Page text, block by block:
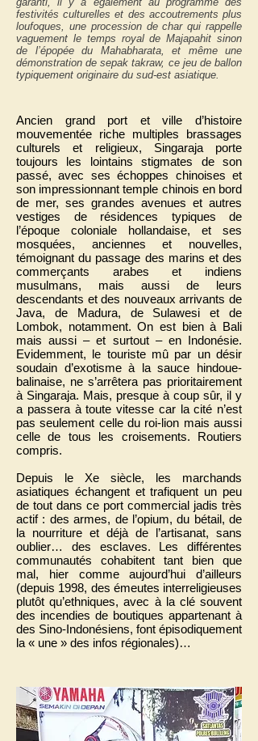
festivités culturelles et des accoutrements plus
loufoques, une procession de char qui rappelle
vaguement le temps royal de Majapahit sinon
de l’épopée du Mahabharata, et même une
démonstration de sepak takraw, ce jeu de ballon
typiquement originaire du sud-est asiatique.
Ancien grand port et ville d’histoire
mouvementée riche multiples brassages
culturels et religieux, Singaraja porte
toujours les lointains stigmates de son
passé, avec ses échoppes chinoises et
son impressionnant temple chinois en bord
de mer, ses grandes avenues et autres
vestiges de résidences typiques de
l’époque coloniale hollandaise, et ses
mosquées, anciennes et nouvelles,
témoignant du passage des marins et des
commerçants arabes et indiens
musulmans, mais aussi de leurs
descendants et des nouveaux arrivants de
Java, de Madura, de Sulawesi et de
Lombok, notamment. On est bien à Bali
mais aussi – et surtout – en Indonésie.
Evidemment, le touriste mû par un désir
soudain d’exotisme à la sauce hindoue-
balinaise, ne s’arrêtera pas prioritairement
à Singaraja. Mais, presque à coup sûr, il y
a passera à toute vitesse car la cité n’est
pas seulement celle du roi-lion mais aussi
celle de tous les croisements. Routiers
compris.
Depuis le Xe siècle, les marchands
asiatiques échangent et trafiquent un peu
de tout dans ce port commercial jadis très
actif : des armes, de l’opium, du bétail, de
la nourriture et déjà de l’artisanat, sans
oublier… des esclaves. Les différentes
communautés cohabitent tant bien que
mal, hier comme aujourd’hui d’ailleurs
(depuis 1998, des émeutes interreligieuses
plutôt qu’ethniques, avec à la clé souvent
des incendies de boutiques appartenant à
des Sino-Indonésiens, font épisodiquement
la « une » des infos régionales)…